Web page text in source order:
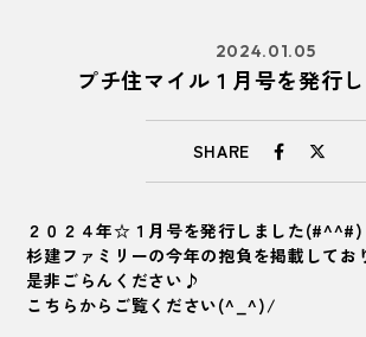
2024.01.05
プチ住マイル１月号を発行し
SHARE
２０２４年☆１月号を発行しました(#^^#)
杉建ファミリーの今年の抱負を掲載してお
是非ごらんください♪
こちらからご覧ください(^_^)/